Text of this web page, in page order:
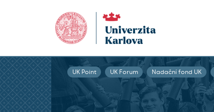
UK Point UK Forum Nadační fond UK